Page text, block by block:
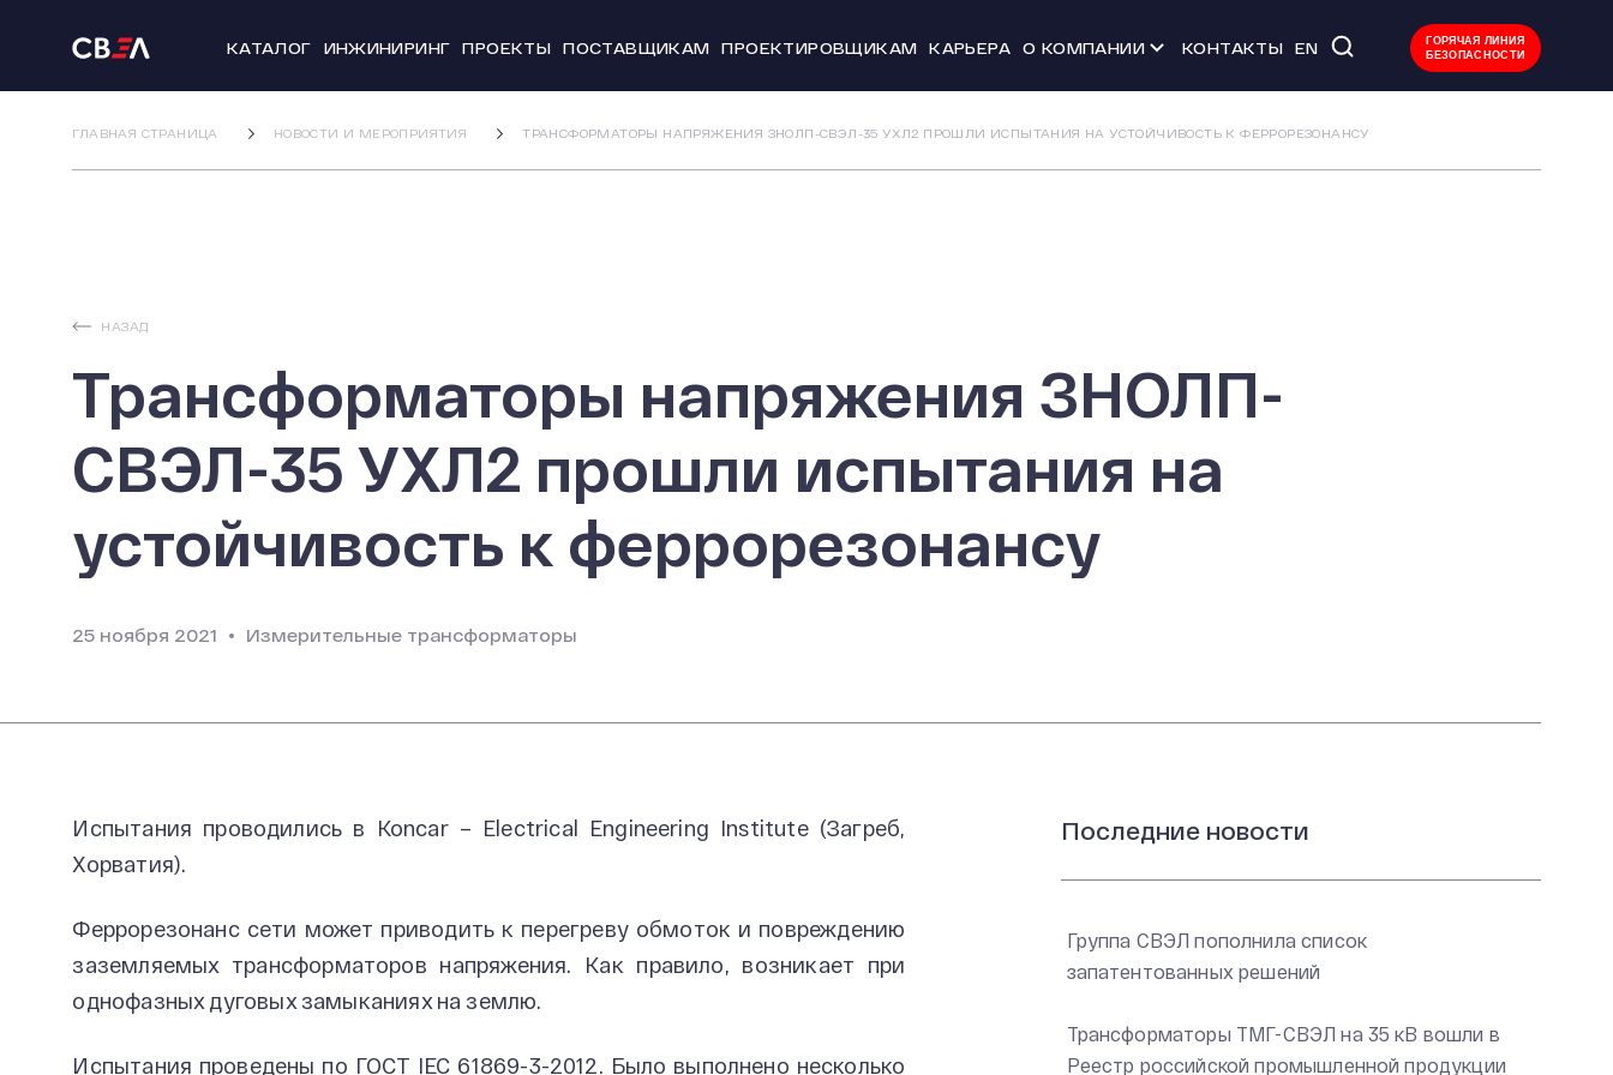
КАТАЛОГ ИНЖИНИРИНГ ПРОЕКТЫ ПОСТАВЩИКАМ ПРОЕКТИРОВЩИКАМ КАРЬЕРА О КОМПАНИИ КОНТАКТЫ EN
ГОРЯЧАЯ ЛИНИЯ
БЕЗОПАСНОСТИ
ГЛАВНАЯ СТРАНИЦА НОВОСТИ И МЕРОПРИЯТИЯ ТРАНСФОРМАТОРЫ НАПРЯЖЕНИЯ ЗНОЛП-СВЭЛ-35 УХЛ2 ПРОШЛИ ИСПЫТАНИЯ НА УСТОЙЧИВОСТЬ К ФЕРРОРЕЗОНАНСУ
НАЗАД
Трансформаторы напряжения ЗНОЛП-
СВЭЛ-35 УХЛ2 прошли испытания на
устойчивость к феррорезонансу
25 ноября 2021 Измерительные трансформаторы
Испытания проводились в Koncar – Electrical Engineering Institute (Загреб,
Хорватия).
Феррорезонанс сети может приводить к перегреву обмоток и повреждению
заземляемых трансформаторов напряжения. Как правило, возникает при
однофазных дуговых замыканиях на землю.
Испытания проведены по ГОСТ IEC 61869-3-2012. Было выполнено несколько
Последние новости
Группа СВЭЛ пополнила список
запатентованных решений
Трансформаторы ТМГ-СВЭЛ на 35 кВ вошли в
Реестр российской промышленной продукции